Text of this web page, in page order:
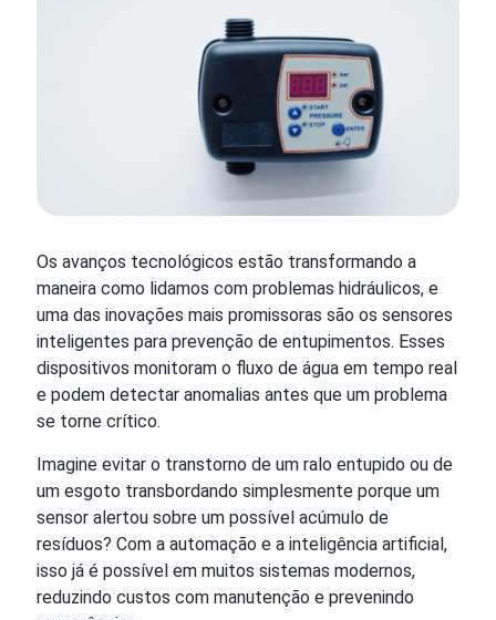
Os avanços tecnológicos estão transformando a
maneira como lidamos com problemas hidráulicos, e
uma das inovações mais promissoras são os sensores
inteligentes para prevenção de entupimentos. Esses
dispositivos monitoram o fluxo de água em tempo real
e podem detectar anomalias antes que um problema
se torne crítico.
Imagine evitar o transtorno de um ralo entupido ou de
um esgoto transbordando simplesmente porque um
sensor alertou sobre um possível acúmulo de
resíduos? Com a automação e a inteligência artificial,
isso já é possível em muitos sistemas modernos,
reduzindo custos com manutenção e prevenindo